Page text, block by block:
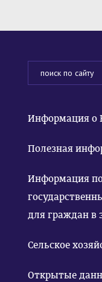
Информация о
Полезная
Информация
для граждан в
Сельское
Открытые